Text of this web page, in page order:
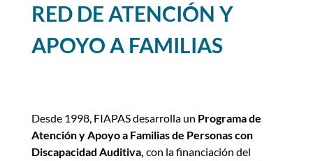
RED DEATENCIÓN Y
APOYO A FAMILIAS
Desde 1998, FIAPAS desarrolla un Programa de
Atención y Apoyo a Familias de Personas con
Discapacidad Auditiva, con la financiación del